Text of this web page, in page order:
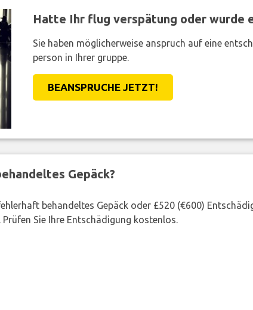
Hatte Ihr flug verspätung oder wurde
Sie haben möglicherweise anspruch auf eine
person in Ihrer gruppe.
BEANSPRUCHE JETZT!
Gepäck?
behandeltes Gepäck oder £520 (€600)
Sie Ihre Entschädigung kostenlos.